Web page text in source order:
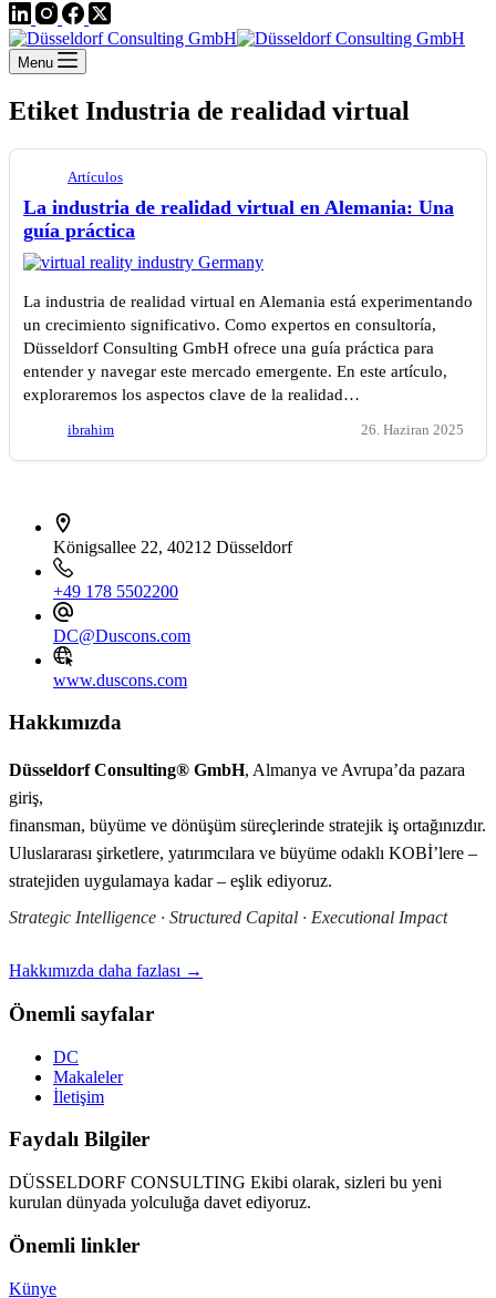
Menu
Etiket Industria de realidad virtual
Artículos
La industria de realidad virtual en Alemania: Una
guía práctica
La industria de realidad virtual en Alemania está experimentando
un crecimiento significativo. Como expertos en consultoría,
Düsseldorf Consulting GmbH ofrece una guía práctica para
entender y navegar este mercado emergente. En este artículo,
exploraremos los aspectos clave de la realidad…
ibrahim 26. Haziran 2025
Königsallee 22, 40212 Düsseldorf
+49 178 5502200
DC@Duscons.com
www.duscons.com
Hakkımızda
Düsseldorf Consulting® GmbH, Almanya ve Avrupa’da pazara
giriş,
finansman, büyüme ve dönüşüm süreçlerinde stratejik iş ortağınızdır.
Uluslararası şirketlere, yatırımcılara ve büyüme odaklı KOBİ’lere –
stratejiden uygulamaya kadar – eşlik ediyoruz.
Strategic Intelligence · Structured Capital · Executional Impact
Hakkımızda daha fazlası →
Önemli sayfalar
DC
Makaleler
İletişim
Faydalı Bilgiler
DÜSSELDORF CONSULTING Ekibi olarak, sizleri bu yeni
kurulan dünyada yolculuğa davet ediyoruz.
Önemli linkler
Künye